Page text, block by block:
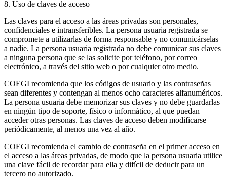
8. Uso de claves de acceso
Las claves para el acceso a las áreas privadas son personales,
confidenciales e intransferibles. La persona usuaria registrada se
compromete a utilizarlas de forma responsable y no comunicárselas
a nadie. La persona usuaria registrada no debe comunicar sus claves
a ninguna persona que se las solicite por teléfono, por correo
electrónico, a través del sitio web o por cualquier otro medio.
COEGI recomienda que los códigos de usuario y las contraseñas
sean diferentes y contengan al menos ocho caracteres alfanuméricos.
La persona usuaria debe memorizar sus claves y no debe guardarlas
en ningún tipo de soporte, físico o informático, al que puedan
acceder otras personas. Las claves de acceso deben modificarse
periódicamente, al menos una vez al año.
COEGI recomienda el cambio de contraseña en el primer acceso en
el acceso a las áreas privadas, de modo que la persona usuaria utilice
una clave fácil de recordar para ella y difícil de deducir para un
tercero no autorizado.